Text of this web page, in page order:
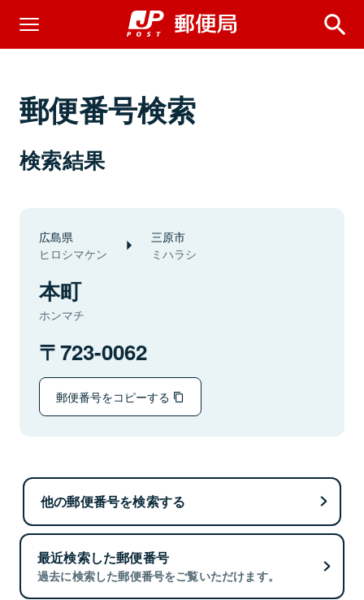
郵便番号検索
検索結果
広島県
ヒロシマケン
三原市
ミハラシ
本町
ホンマチ
723-0062
郵便番号をコピーする
他の郵便番号を検索する
最近検索した郵便番号
過去に検索した郵便番号をご覧いただけます。